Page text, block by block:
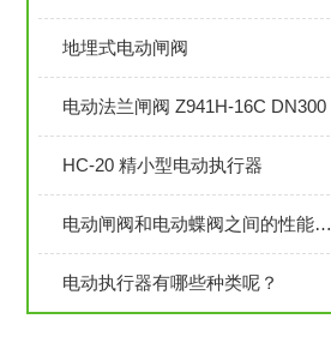
地埋式电动闸阀
电动法兰闸阀 Z941H-16C DN300
HC-20 精小型电动执行器
电动闸阀和电动蝶阀之间的性能对比
电动执行器有哪些种类呢？